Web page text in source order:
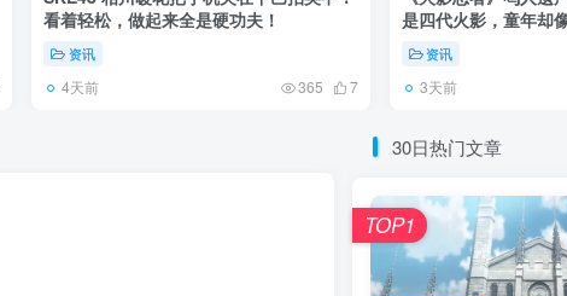
看着轻松，做起来全是硬功夫！
资讯
4天前 365 7
是四代火影，童年却
资讯
3天前
30日热门文章
TOP1